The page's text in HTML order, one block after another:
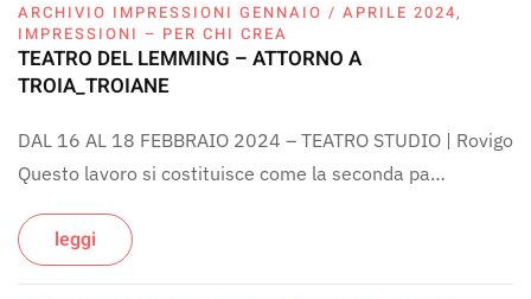
ARCHIVIO IMPRESSIONI GENNAIO / APRILE 2024,
IMPRESSIONI – PER CHI CREA
TEATRO DEL LEMMING – ATTORNO A
TROIA_TROIANE
DAL 16 AL 18 FEBBRAIO 2024 – TEATRO STUDIO | Rovigo
Questo lavoro si costituisce come la seconda pa…
leggi